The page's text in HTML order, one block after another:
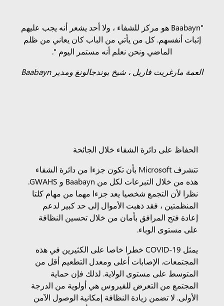
"Baabayn هو مركز للشفاء ، ولا أحد يشعر أنه يجب عليهم
إثبات أنفسهم. كل من يأتي من الباب كان يعاني من ظلم
الماضي ونحن نعلم أنه مستمر اليوم ".
العمة مارغريت فاريل ، شيخ بوندجالونغ ومدير Baabayn
الحفاظ على دائرة الشفاء خلال الجائحة
تتشرف Microsoft بأن تكون جزءا من دائرة الشفاء
هذه من خلال التبرعات لكل من Baabayn و GWAHS.
نظرا لأن التجمع شخصيا يعد جزءا مهما من مهام كلتا
المنظمتين ، فقد ذهبت الأموال إلى حد كبير لدعم
إعادة فتح المرافق بأمان من خلال تحسين النظافة
على مستوى الوباء.
يمثل COVID-19 خطرا خاصا على الكثيرين في هذه
المجتمعات. الإصابات أعلى ومعدل التطعيم أقل من
المتوسط على مستوى الولاية. لذلك فإن حماية
المجتمع من التعرض للفيروس هي أولوية من الدرجة
الأولى. لا تضمن زيادة النظافة إمكانية الوصول الآمن